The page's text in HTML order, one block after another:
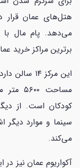
هتل‌های عمان قرار
برترین مراکز خرید
این مرکز
مساحت
کودکان است. از
سینما و موارد دیگر
می‌کند.